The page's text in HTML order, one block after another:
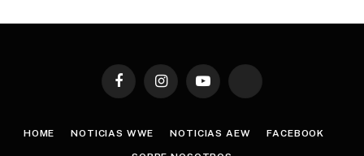
FacebookInstagramYouTube TikTok
HOME NOTICIAS WWE NOTICIAS AEW FACEBOOK